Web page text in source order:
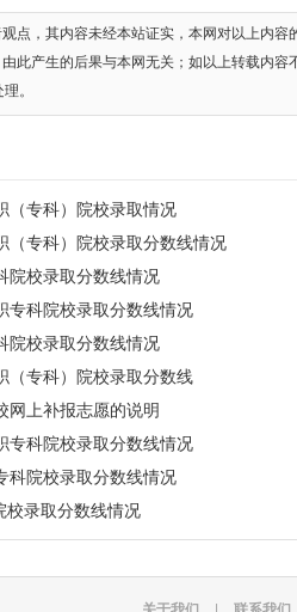
点，其内容未经本站证实，本网对以上内
此产生的后果与本网无关；如以上转载内容
。
（专科）院校录取情况
（专科）院校录取分数线情况
院校录取分数线情况
专科院校录取分数线情况
院校录取分数线情况
（专科）院校录取分数线
网上补报志愿的说明
专科院校录取分数线情况
科院校录取分数线情况
校录取分数线情况